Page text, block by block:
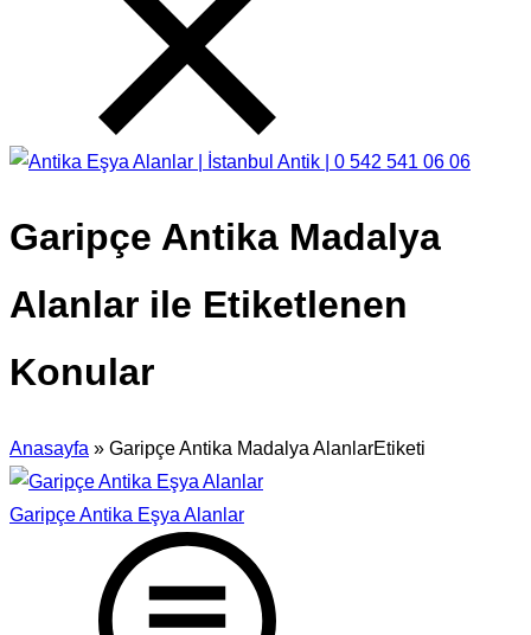
Garipçe Antika Madalya
Alanlar ile Etiketlenen
Konular
Anasayfa » Garipçe Antika Madalya AlanlarEtiketi
Garipçe Antika Eşya Alanlar